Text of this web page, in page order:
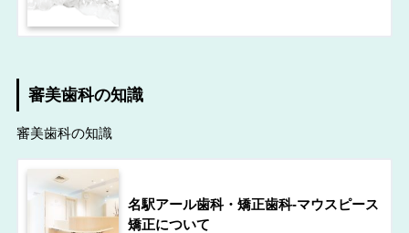
審美歯科の知識
審美歯科の知識
名駅アール歯科・矯正歯科-マウスピース
矯正について